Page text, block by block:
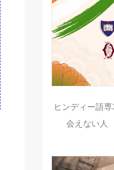
ヒンディー語
会えない人